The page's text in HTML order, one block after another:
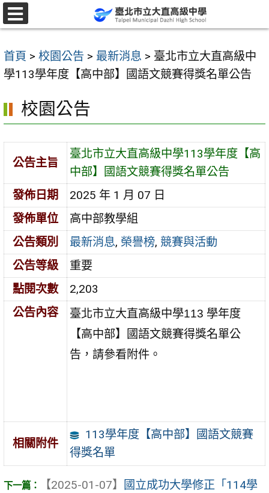
跳
至
要
內
區
首頁 > 校園公告 > 最新消息 > 臺北市立大直高級中
學113學年度【高中部】國語文競賽得獎名單公告
校園公告
公告主旨
臺北市立大直高級中學113學年度【高
中部】國語文競賽得獎名單公告
發佈日期
2025 年 1 月 07 日
發佈單位
高中部教學組
公告類別
最新消息, 榮譽榜, 競賽與活動
公告等級
重要
點閱次數
2,203
公告內容
臺北市立大直高級中學113 學年度
【高中部】國語文競賽得獎名單公
告，請參看附件。
相關附件
113學年度【高中部】國語文競賽
得獎名單
【2025-01-07】
國立成功大學修正「114學
選
單